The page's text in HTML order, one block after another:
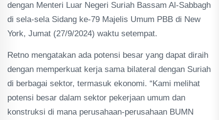
dengan Menteri Luar Negeri Suriah Bassam Al-Sabbagh
di sela-sela Sidang ke-79 Majelis Umum PBB di New
York, Jumat (27/9/2024) waktu setempat.
Retno mengatakan ada potensi besar yang dapat diraih
dengan memperkuat kerja sama bilateral dengan Suriah
di berbagai sektor, termasuk ekonomi. “Kami melihat
potensi besar dalam sektor pekerjaan umum dan
konstruksi di mana perusahaan-perusahaan BUMN